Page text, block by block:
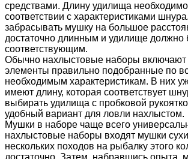
средствами. Длину удилища
соответствии с характеристиками
забрасывать мушку на большое
достаточно длинным и удилище должно
соответствующим.
Обычно нахлыстовые наборы включают
элементы правильно подобранные по
необходимым характеристикам. В них
имеют длину, которая соответствует
выбирать удилища с пробковой
удобный вариант для ловли нахлыстом.
Мушки в наборе чаще всего
нахлыстовые наборы входят мушки
нескольких походов на рыбалку этого
достаточно. Затем, набравшись опыта,